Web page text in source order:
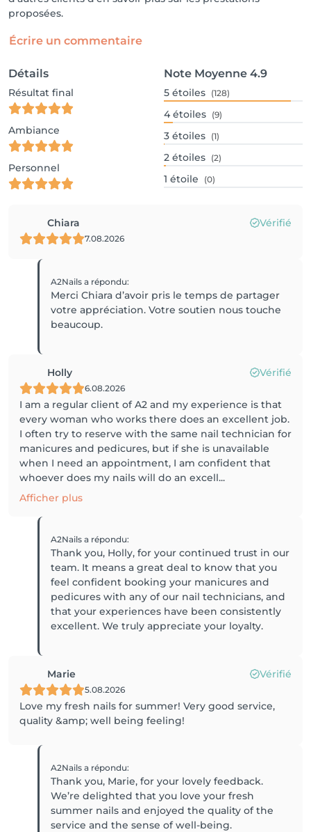
proposées.
Écrire un commentaire
Détails
Résultat final
Ambiance
Personnel
Note Moyenne 4.9
5 étoiles (128)
4 étoiles (9)
3 étoiles (1)
2 étoiles (2)
1 étoile (0)
Chiara Vérifié
7.08.2026
A2Nailsa répondu:
Merci Chiara d’avoir pris le temps de partager
votre appréciation. Votre soutien nous touche
beaucoup.
Holly Vérifié
6.08.2026
I am a regular client of A2 and my experience is that
every woman who works there does an excellent job.
I often try to reserve with the same nail technician for
manicures and pedicures, but if she is unavailable
when I need an appointment, I am confident that
whoever does my nails will do an excell...
Afficher plus
A2Nailsa répondu:
Thank you, Holly, for your continued trust in our
team. It means a great deal to know that you
feel confident booking your manicures and
pedicures with any of our nail technicians, and
that your experiences have been consistently
excellent. We truly appreciate your loyalty.
Marie Vérifié
5.08.2026
Love my fresh nails for summer! Very good service,
quality &amp; well being feeling!
A2Nailsa répondu:
Thank you, Marie, for your lovely feedback.
We’re delighted that you love your fresh
summer nails and enjoyed the quality of the
service and the sense of well-being.